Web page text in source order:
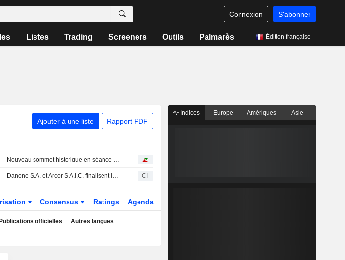
Connexion S'abonner
Listes Trading Screeners Outils Palmarès Édition française
Ajouter à une liste Rapport PDF
Nouveau sommet historique en séance pour le CAC 40
Danone S.A. et Arcor S.A.I.C. finalisent la création de leur coentreprise pour dynamiser le secteur laitier en Argentine CI
Consensus Ratings Agenda
Publications officielles Autres langues
Indices Europe Amériques Asie